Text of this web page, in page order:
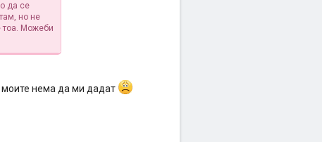
да се
но не
тоа. Можеби
моите нема да ми дадат